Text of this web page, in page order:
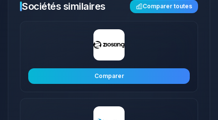
Sociétés similaires Comparer toutes
Comparer